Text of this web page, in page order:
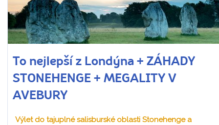
To nejlepší z Londýna + ZÁHADY
STONEHENGE + MEGALITY V
AVEBURY
Výlet do tajuplné salisburské oblasti Stonehenge a